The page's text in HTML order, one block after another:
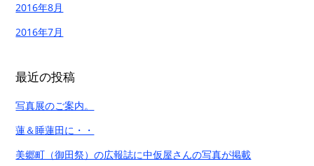
2016年8月
2016年7月
最近の投稿
写真展のご案内。
蓮＆睡蓮田に・・
美郷町（御田祭）の広報誌に中仮屋さんの写真が掲載